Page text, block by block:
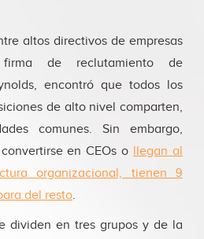
altos directivos de empresas
firma de reclutamiento de
encontró que todos los
de alto nivel comparten,
comunes. Sin embargo,
en CEOs o llegan al
organizacional, tienen 9
del resto.
dividen en tres grupos y de la